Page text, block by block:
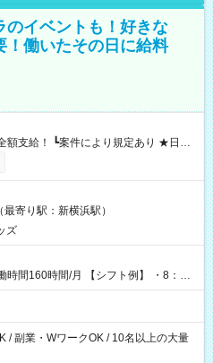
のイベントも！好きな
働いたその日に給料
いたその日に現金GET♪ お仕事後はコ
とせます！ 【試用期間】試
寄り駅：新横浜駅）
ズ
【シフト例】 ・8：00
/ 副業・WワークOK / 10名以上の大量